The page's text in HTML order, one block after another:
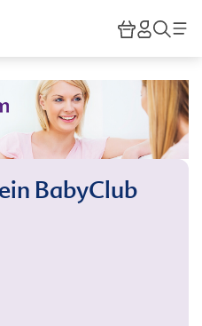
HiPP
BabyClub